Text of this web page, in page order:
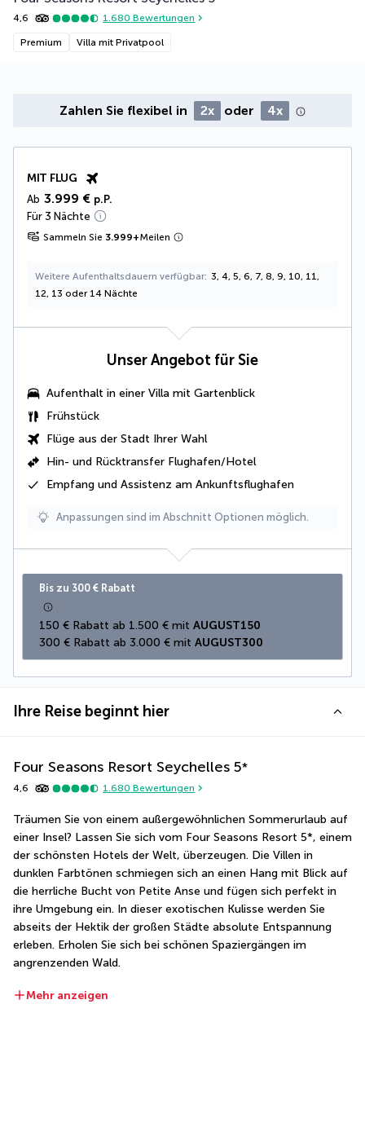
4,6 1.680 Bewertungen
Premium Villa mit Privatpool
Zahlen Sie flexibel in 2x oder 4x
MIT FLUG
Ab 3.999 € p.P.
Für 3 Nächte
Sammeln Sie 3.999+Meilen
Weitere Aufenthaltsdauern verfügbar 3, 4, 5, 6, 7, 8, 9, 10, 11,
12, 13 oder 14 Nächte
Unser Angebot für Sie
Aufenthalt in einer Villa mit Gartenblick
Frühstück
Flüge aus der Stadt Ihrer Wahl
Hin- und Rücktransfer Flughafen/Hotel
Empfang und Assistenz am Ankunftsflughafen
Anpassungen sind im Abschnitt Optionen möglich.
Bis zu 300 € Rabatt
150 € Rabatt ab 1.500 € mit AUGUST150
300 € Rabatt ab 3.000 € mit AUGUST300
Ihre Reise beginnt hier
Four Seasons Resort Seychelles 5*
4,6 1.680 Bewertungen
Träumen Sie von einem außergewöhnlichen Sommerurlaub auf
einer Insel? Lassen Sie sich vom Four Seasons Resort 5*, einem
der schönsten Hotels der Welt, überzeugen. Die Villen in
dunklen Farbtönen schmiegen sich an einen Hang mit Blick auf
die herrliche Bucht von Petite Anse und fügen sich perfekt in
ihre Umgebung ein. In dieser exotischen Kulisse werden Sie
abseits der Hektik der großen Städte absolute Entspannung
erleben. Erholen Sie sich bei schönen Spaziergängen im
angrenzenden Wald.
Mehr anzeigen